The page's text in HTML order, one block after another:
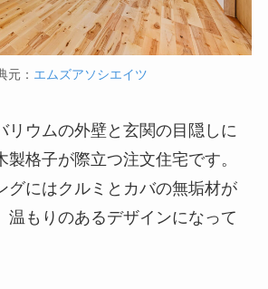
元： エムズアソシエイツ
リウムの外壁と玄関の目隠しに
格子が際立つ注文住宅です。
グにはクルミとカバの無垢材が
温もりのあるデザインになって